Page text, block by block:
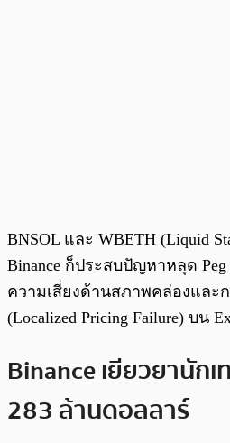
BNSOL และ WBETH (Liquid
Binance ก็ประสบปัญหาหลุด
ความเสี่ยงด้านสภาพคล่องและ
(Localized Pricing Failure) บน
Binance เยียวยานักเ
283 ล้านดอลลาร์